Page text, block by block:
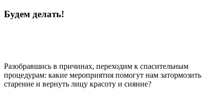
Будем делать!
Разобравшись в причинах, переходим к спасительным
процедурам: какие мероприятия помогут нам затормозить
старение и вернуть лицу красоту и сияние?